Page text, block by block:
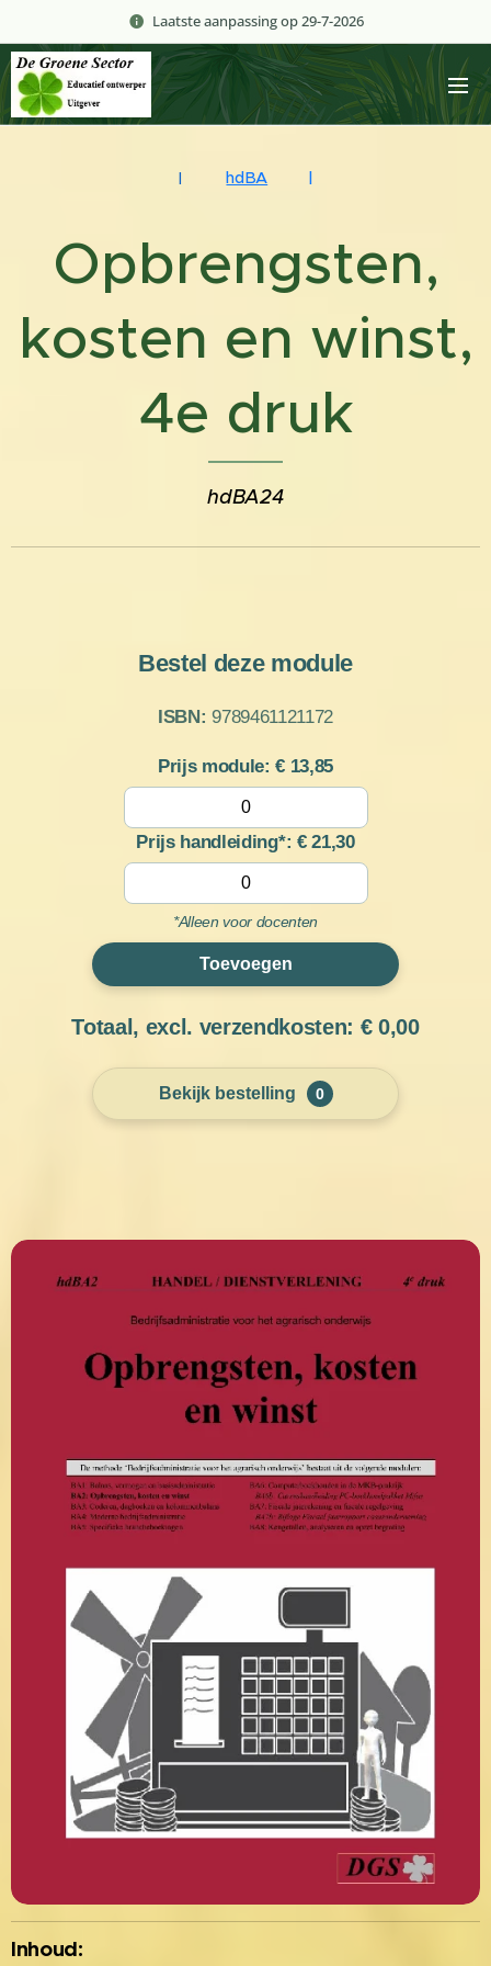
Laatste aanpassing op 29-7-2026
| hdBA |
Opbrengsten,
kosten en winst,
4e druk
hdBA24
Bestel deze module
ISBN: 9789461121172
Prijs module: € 13,85
Prijs handleiding*: €21,30
*Alleen voor docenten
Toevoegen
Totaal, excl. verzendkosten: €0,00
Bekijk bestelling 0
Inhoud: